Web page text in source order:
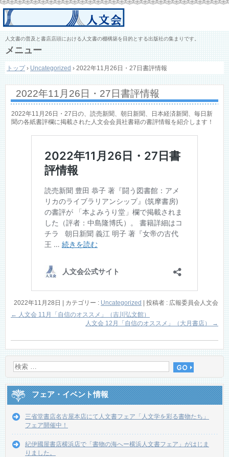
人文書の普及と書店店頭における人文書の棚構築を目的とする出版社の集まりです。
メニュー
ン
ン
へ
トップ › Uncategorized › 2022年11月26日・27日書評情報
2022年11月26日・27日書評情報
2022年11月26日・27日の、読売新聞、朝日新聞、日本経済新聞、毎日新
聞の各紙書評欄に掲載された人文会会員社書籍の書評情報を紹介します！
2022年11月28日 | カテゴリー : Uncategorized | 投稿者 : 広報委員会人文会
← 人文会 11月「自信のオススメ」（吉川弘文館）
人文会 12月「自信のオススメ」（大月書店）
→
フェア・イベント情報
三省堂書店名古屋本店にて人文書フェア「人文学を彩る書物たち」
フェア開催中！
紀伊國屋書店横浜店で「書物の海へー横浜人文書フェア」がはじま
りました。